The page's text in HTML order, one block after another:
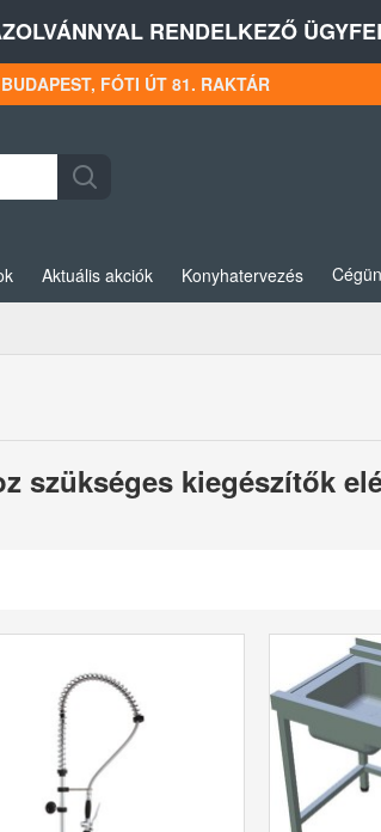
RENDELKEZŐ
FÓTI ÚT 81. RAKTÁR
Aktuális akciók Konyhatervezés
szükséges kiegészítők